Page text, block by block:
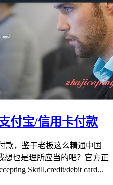
付宝/信用卡付款
款，鉴于老板这么精通中国
想也是理所应当的吧？官方正
Skrill,credit/debit card...